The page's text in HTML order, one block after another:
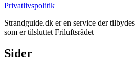
Privatlivspolitik
Strandguide.dk er en service der
som er tilsluttet Friluftsrådet
Sider